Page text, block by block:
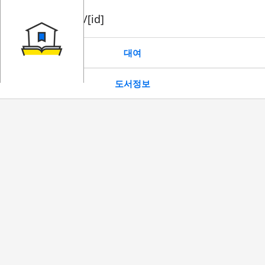
book/rent/[id]
대여
도서정보